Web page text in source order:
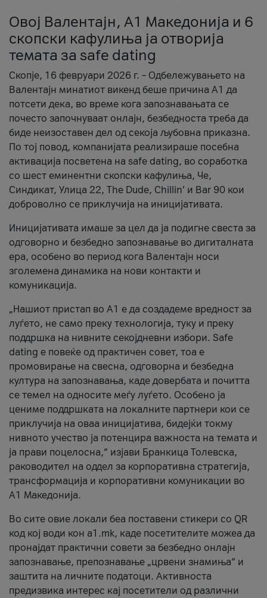
Овој Валентајн, A1 Македонија и 6
скопски кафулиња ја отворија
темата за safe dating
Скопје, 16 февруари 2026 г. – Одбележувањето на
Валентајн минатиот викенд беше причина А1 да
потсети дека, во време кога запознавањата се
почесто започнуваат онлајн, безбедноста треба да
биде неизоставен дел од секоја љубовна приказна.
По тој повод, компанијата реализираше посебна
активација посветена на safe dating, во соработка
со шест еминентни скопски кафулиња, Че,
Синдикат, Улица 22, The Dude, Chillin’ и Bar 90 кои
доброволно се приклучија на иницијативата.
Иницијативата имаше за цел да ја подигне свеста за
одговорно и безбедно запознавање во дигиталната
ера, особено во период кога Валентајн носи
зголемена динамика на нови контакти и
комуникација.
„Нашиот пристап во А1 е да создадеме вредност за
луѓето, не само преку технологија, туку и преку
поддршка на нивните секојдневни избори. Safe
dating е повеќе од практичен совет, тоа е
промовирање на свесна, одговорна и безбедна
култура на запознавања, каде довербата и почитта
се темел на односите меѓу луѓето. Особено ја
цениме поддршката на локалните партнери кои се
приклучија на оваа иницијатива, бидејќи токму
нивното учество ја потенцира важноста на темата и
ја прави поцелосна,“ изјави Бранкица Толевска,
раководител на оддел за корпоративна стратегија,
трансформација и корпоративни комуникации во
А1 Македонија.
Во сите овие локали беа поставени стикери со QR
код кој води кон a1.mk, каде посетителите можеа да
пронајдат практични совети за безбедно онлајн
запознавање, препознавање „црвени знамиња“ и
заштита на личните податоци. Активноста
предизвика интерес кај посетители од различни